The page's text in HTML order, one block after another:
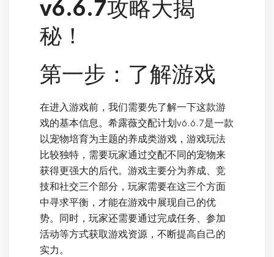
v6.6.7攻略大揭
秘！
第一步：了解游戏
在进入游戏前，我们需要先了解一下这款游
戏的基本信息。希露薇交配计划v6.6.7是一款
以宠物培育为主题的养成类游戏，游戏玩法
比较独特，需要玩家通过交配不同的宠物来
获得更强大的后代。游戏主要分为养成、竞
技和社交三个部分，玩家需要在这三个方面
中寻求平衡，才能在游戏中展现自己的优
势。同时，玩家还需要通过完成任务、参加
活动等方式获取游戏资源，不断提高自己的
实力。